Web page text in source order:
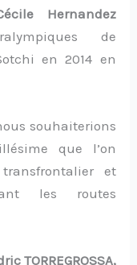
Hernandez
de
en 2014 en
souhaiterions
que l’on
et
les routes
TORREGROSSA,